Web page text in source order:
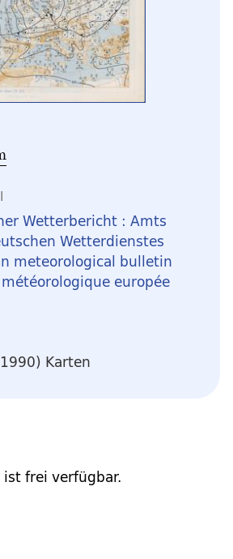
Wetterbericht : Amts
Wetterdienstes
meteorological bulletin
europée
Karten
frei verfügbar.